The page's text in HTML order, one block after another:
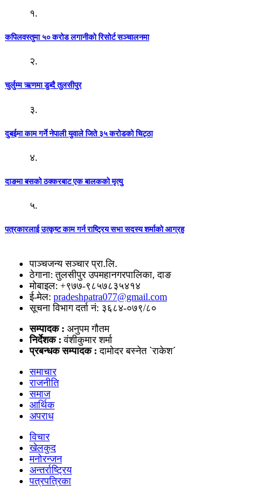
१.
कपिलवस्तुमा ५० करोड लगानीको रिसोर्ट सञ्चालनमा
२.
चुर्लुम्म ऋणमा डुब्दै तुलसीपुर
३.
दुबईमा काम गर्ने नेपाली युवाले जिते ३५ करोडको चिट्ठा
४.
दाङमा बसको ठक्करबाट एक बालकको मृत्यु
५.
पत्रकारलाई उत्कृष्ट काम गर्न राष्ट्रिय सभा सदस्य शर्माको आग्रह
पाञ्चजन्य सञ्चार प्रा.लि.
ठेगाना: तुलसीपुर उपमहानगरपालिका, दाङ
मोबाइल: +९७७-९८५७८३५४१४
ई-मेल: pradeshpatra077@gmail.com
सूचना विभाग दर्ता नं: ३६८४-०७९/८०
सम्पादक : अनुपम गौतम
निर्देशक :वंशीकुमार शर्मा
प्रबन्धक सम्पादक :दामोदर बस्नेत `राकेश´
समाचार
राजनीति
समाज
आर्थिक
अपराध
विचार
खेलकुद
मनोरन्जन
अन्तर्राष्ट्रिय
पत्रपत्रिका